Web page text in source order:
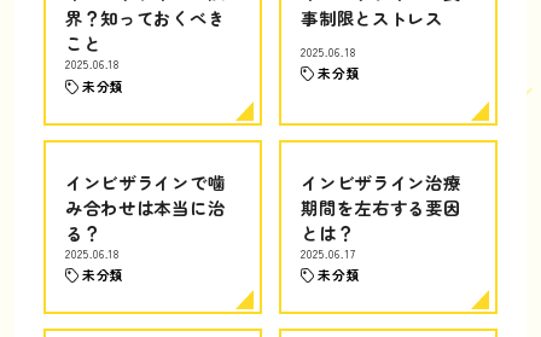
界？知っておくべき
こと
2025.06.18
未分類
事制限とストレス
2025.06.18
未分類
インビザラインで噛
み合わせは本当に治
る？
2025.06.18
未分類
インビザライン治療
期間を左右する要因
とは？
2025.06.17
未分類